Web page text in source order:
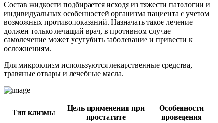
Состав жидкости подбирается исходя из тяжести патологии и
индивидуальных особенностей организма пациента с учетом
возможных противопоказаний. Назначать такое лечение
должен только лечащий врач, в противном случае
самолечение может усугубить заболевание и привести к
осложнениям.
Для микроклизм используются лекарственные средства,
травяные отвары и лечебные масла.
Тип клизмы
Цель применения при
простатите
Особенности
проведения